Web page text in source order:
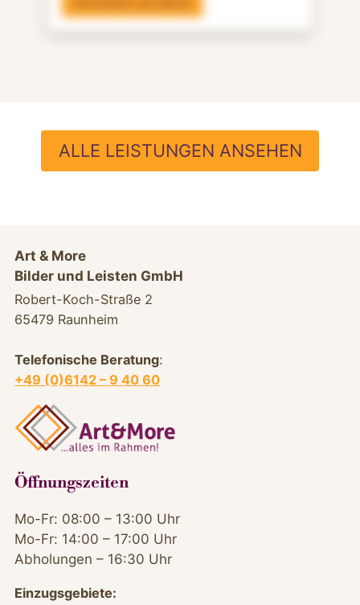
ALLE LEISTUNGEN ANSEHEN
Art & More
Bilder und Leisten GmbH
Robert-Koch-Straße 2
65479 Raunheim
Telefonische Beratung:
+49 (0)6142 – 9 40 60
Öffnungszeiten
Mo-Fr: 08:00 – 13:00 Uhr
Mo-Fr: 14:00 – 17:00 Uhr
Abholungen – 16:30 Uhr
Einzugsgebiete: